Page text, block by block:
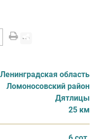
район отличается
застройки
При этом, в
стороны пригорода, в
доступность,
как достойный
комфортное
Ленинградская область
Ломоносовский район
Дятлицы
25 км